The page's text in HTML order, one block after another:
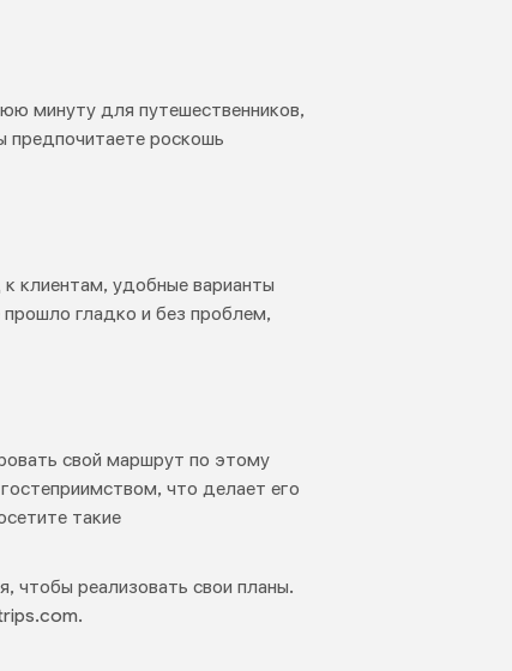
минуту для путешественников,
предпочитаете роскошь
клиентам, удобные варианты
гладко и без проблем,
свой маршрут по этому
что делает его
такие
чтобы реализовать свои планы.